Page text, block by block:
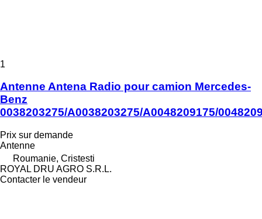
1
Antenne Antena Radio pour camion Mercedes-
Benz
0038203275/A0038203275/A0048209175/
Prix sur demande
Antenne
Roumanie, Cristesti
ROYAL DRU AGRO S.R.L.
Contacter le vendeur